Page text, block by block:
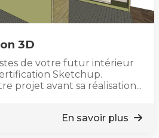
3D
de votre futur intérieur
Sketchup.
projet avant sa réalisation...
En savoir plus